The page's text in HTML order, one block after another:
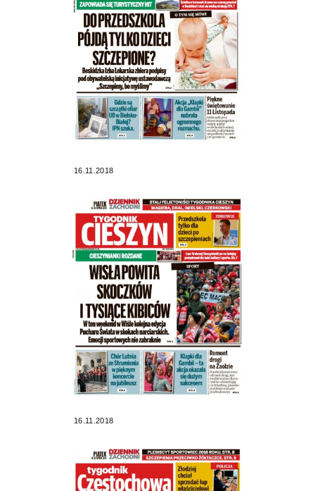
16.11.2018
16.11.2018